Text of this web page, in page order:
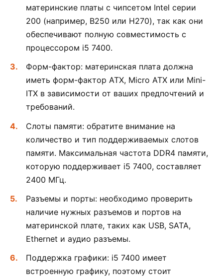
материнские платы с чипсетом Intel серии
200 (например, B250 или H270), так как они
обеспечивают полную совместимость с
процессором i5 7400.
Форм-фактор: материнская плата должна
иметь форм-фактор ATX, Micro ATX или Mini-
ITX в зависимости от ваших предпочтений и
требований.
Слоты памяти: обратите внимание на
количество и тип поддерживаемых слотов
памяти. Максимальная частота DDR4 памяти,
которую поддерживает i5 7400, составляет
2400 МГц.
Разъемы и порты: необходимо проверить
наличие нужных разъемов и портов на
материнской плате, таких как USB, SATA,
Ethernet и аудио разъемы.
Поддержка графики: i5 7400 имеет
встроенную графику, поэтому стоит